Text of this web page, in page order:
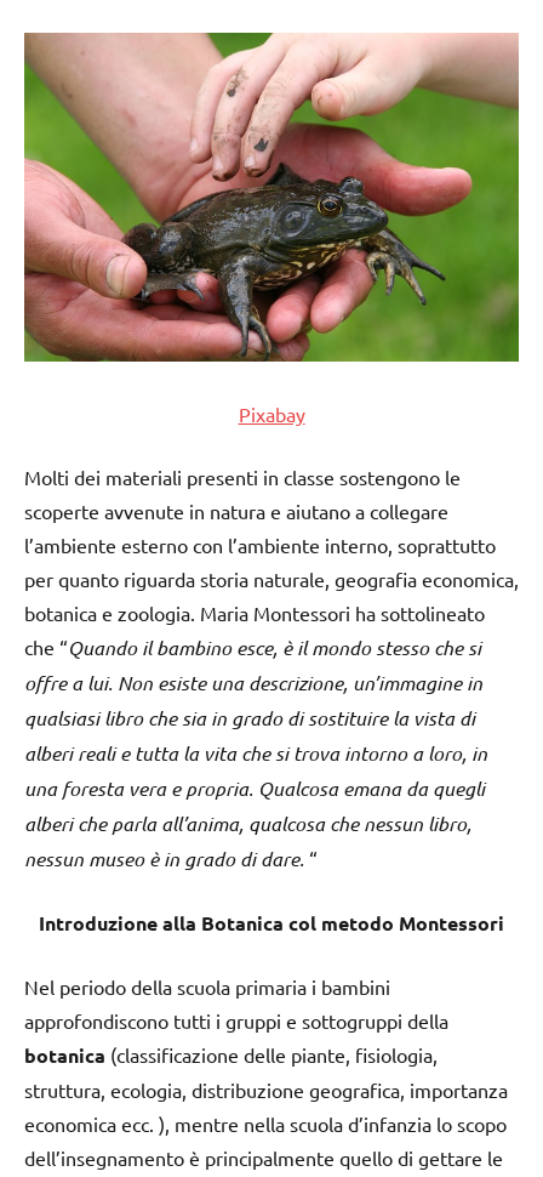
Pixabay
Molti dei materiali presenti in classe sostengono le
scoperte avvenute in natura e aiutano a collegare
l’ambiente esterno con l’ambiente interno, soprattutto
per quanto riguarda storia naturale, geografia economica,
botanica e zoologia. Maria Montessori ha sottolineato
che “Quando il bambino esce, è il mondo stesso che si
offre a lui. Non esiste una descrizione, un’immagine in
qualsiasi libro che sia in grado di sostituire la vista di
alberi reali e tutta la vita che si trova intorno a loro, in
una foresta vera e propria. Qualcosa emana da quegli
alberi che parla all’anima, qualcosa che nessun libro,
nessun museo è in grado di dare. “
Introduzione alla Botanica col metodo Montessori
Nel periodo della scuola primaria i bambini
approfondiscono tutti i gruppi e sottogruppi della
botanica (classificazione delle piante, fisiologia,
struttura, ecologia, distribuzione geografica, importanza
economica ecc. ), mentre nella scuola d’infanzia lo scopo
dell’insegnamento è principalmente quello di gettare le